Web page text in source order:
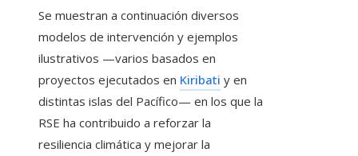
Se muestran a continuación diversos
modelos de intervención y ejemplos
ilustrativos —varios basados en
proyectos ejecutados en Kiribati y en
distintas islas del Pacífico— en los que la
RSE ha contribuido a reforzar la
resiliencia climática y mejorar la